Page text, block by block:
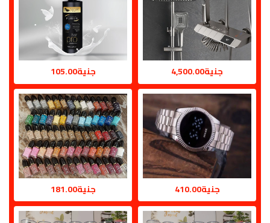
جنية4,500.00 جنية105.00
جنية410.00 جنية181.00